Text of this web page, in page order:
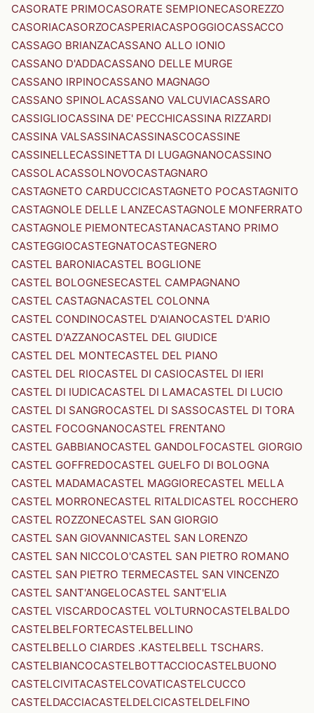
CASORATE PRIMOCASORATE SEMPIONECASOREZZO
CASORIACASORZOCASPERIACASPOGGIOCASSACCO
CASSAGO BRIANZACASSANO ALLO IONIO
CASSANO D'ADDACASSANO DELLE MURGE
CASSANO IRPINOCASSANO MAGNAGO
CASSANO SPINOLACASSANO VALCUVIACASSARO
CASSIGLIOCASSINA DE' PECCHICASSINA RIZZARDI
CASSINA VALSASSINACASSINASCOCASSINE
CASSINELLECASSINETTA DI LUGAGNANOCASSINO
CASSOLACASSOLNOVOCASTAGNARO
CASTAGNETO CARDUCCICASTAGNETO POCASTAGNITO
CASTAGNOLE DELLE LANZECASTAGNOLE MONFERRATO
CASTAGNOLE PIEMONTECASTANACASTANO PRIMO
CASTEGGIOCASTEGNATOCASTEGNERO
CASTEL BARONIACASTEL BOGLIONE
CASTEL BOLOGNESECASTEL CAMPAGNANO
CASTEL CASTAGNACASTEL COLONNA
CASTEL CONDINOCASTEL D'AIANOCASTEL D'ARIO
CASTEL D'AZZANOCASTEL DEL GIUDICE
CASTEL DEL MONTECASTEL DEL PIANO
CASTEL DEL RIOCASTEL DI CASIOCASTEL DI IERI
CASTEL DI IUDICACASTEL DI LAMACASTEL DI LUCIO
CASTEL DI SANGROCASTEL DI SASSOCASTEL DI TORA
CASTEL FOCOGNANOCASTEL FRENTANO
CASTEL GABBIANOCASTEL GANDOLFOCASTEL GIORGIO
CASTEL GOFFREDOCASTEL GUELFO DI BOLOGNA
CASTEL MADAMACASTEL MAGGIORECASTEL MELLA
CASTEL MORRONECASTEL RITALDICASTEL ROCCHERO
CASTEL ROZZONECASTEL SAN GIORGIO
CASTEL SAN GIOVANNICASTEL SAN LORENZO
CASTEL SAN NICCOLO'CASTEL SAN PIETRO ROMANO
CASTEL SAN PIETRO TERMECASTEL SAN VINCENZO
CASTEL SANT'ANGELOCASTEL SANT'ELIA
CASTEL VISCARDOCASTEL VOLTURNOCASTELBALDO
CASTELBELFORTECASTELBELLINO
CASTELBELLO CIARDES .KASTELBELL TSCHARS.
CASTELBIANCOCASTELBOTTACCIOCASTELBUONO
CASTELCIVITACASTELCOVATICASTELCUCCO
CASTELDACCIACASTELDELCICASTELDELFINO